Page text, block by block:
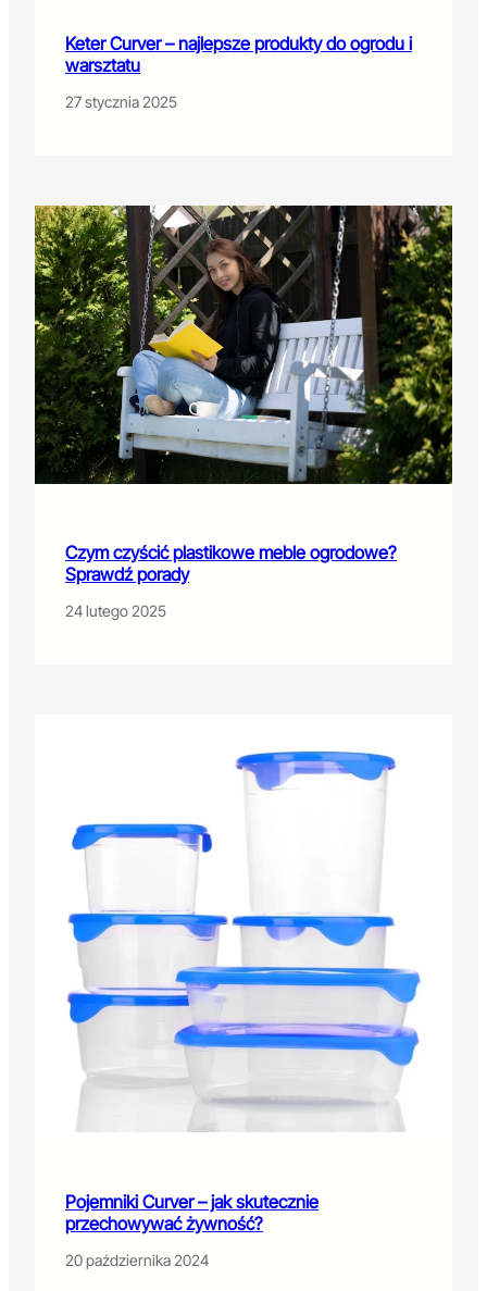
Keter Curver – najlepsze produkty do ogrodu i
warsztatu
27 stycznia 2025
Czym czyścić plastikowe meble ogrodowe?
Sprawdź porady
24 lutego 2025
Pojemniki Curver – jak skutecznie
przechowywać żywność?
20 października 2024